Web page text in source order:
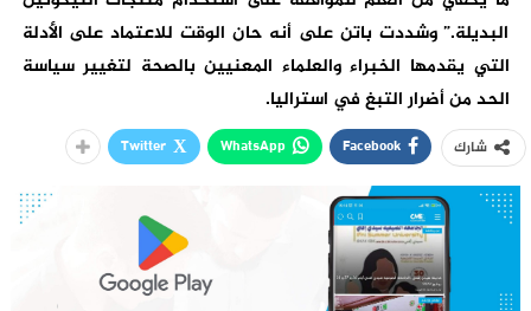
البديلة.” وشددت باتن على أنه حان الوقت للاعتماد على الأدلة
التي يقدمها الخبراء والعلماء المعنيين بالصحة لتغيير سياسة
الحد من أضرار التبغ في استراليا.
شارك Facebook
WhatsApp
Twitter